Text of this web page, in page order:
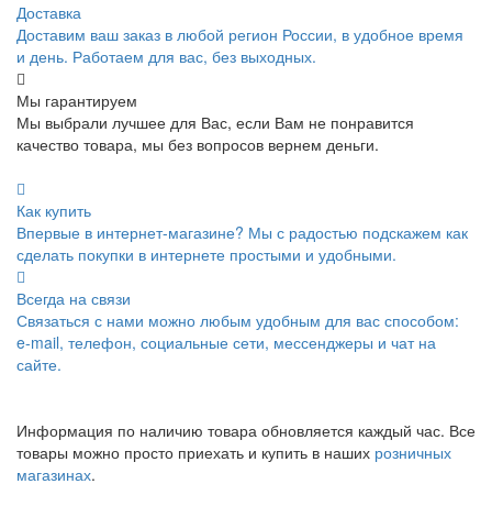
Доставка
Доставим ваш заказ в любой регион России, в удобное время
и день. Работаем для вас, без выходных.
Мы гарантируем
Мы выбрали лучшее для Вас, если Вам не понравится
качество товара, мы без вопросов вернем деньги.
Как купить
Впервые в интернет-магазине? Мы с радостью подскажем как
сделать покупки в интернете простыми и удобными.
Всегда на связи
Связаться с нами можно любым удобным для вас способом:
e-mail, телефон, социальные сети, мессенджеры и чат на
сайте.
Информация по наличию товара обновляется каждый час. Все
товары можно просто приехать и купить в наших розничных
магазинах.